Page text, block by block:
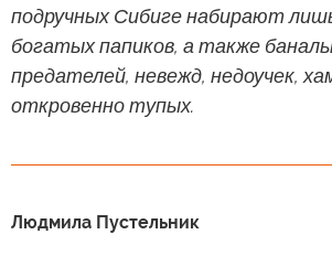
подручных Сибиге набирают
богатых папиков, а также
предателей, невежд, недоучек,
откровенно тупых.
Людмила Пустельник